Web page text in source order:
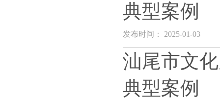
典型案例
发布时间： 2025-01-03
汕尾市文
典型案例